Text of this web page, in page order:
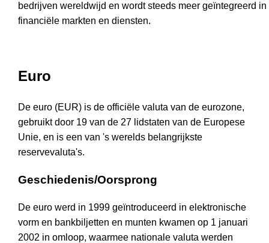
bedrijven wereldwijd en wordt steeds meer geïntegreerd in
financiële markten en diensten.
Euro
De euro (EUR) is de officiële valuta van de eurozone,
gebruikt door 19 van de 27 lidstaten van de Europese
Unie, en is een van 's werelds belangrijkste
reservevaluta's.
Geschiedenis/Oorsprong
De euro werd in 1999 geïntroduceerd in elektronische
vorm en bankbiljetten en munten kwamen op 1 januari
2002 in omloop, waarmee nationale valuta werden